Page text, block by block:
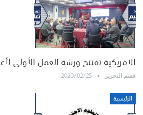
الامريكية تفتتح ورشة العمل الأولى
قسم التحرير 2020/02/25
الرئيسية